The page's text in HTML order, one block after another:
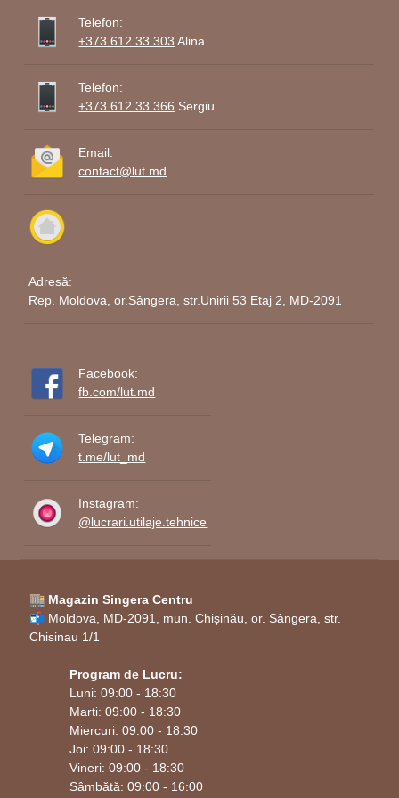
Telefon:
+373 612 33 303 Alina
Telefon:
+373 612 33 366 Sergiu
Email:
contact@lut.md
Adresă:
Rep. Moldova, or.Sângera, str.Unirii 53 Etaj 2, MD-2091
Facebook:
fb.com/lut.md
Telegram:
t.me/lut_md
Instagram:
@lucrari.utilaje.tehnice
🏬 Magazin Singera Centru
📬 Moldova, MD-2091, mun. Chișinău, or. Sângera, str.
Chisinau 1/1
Program de Lucru:
Luni: 09:00 - 18:30
Marti: 09:00 - 18:30
Miercuri: 09:00 - 18:30
Joi: 09:00 - 18:30
Vineri: 09:00 - 18:30
Sâmbătă: 09:00 - 16:00